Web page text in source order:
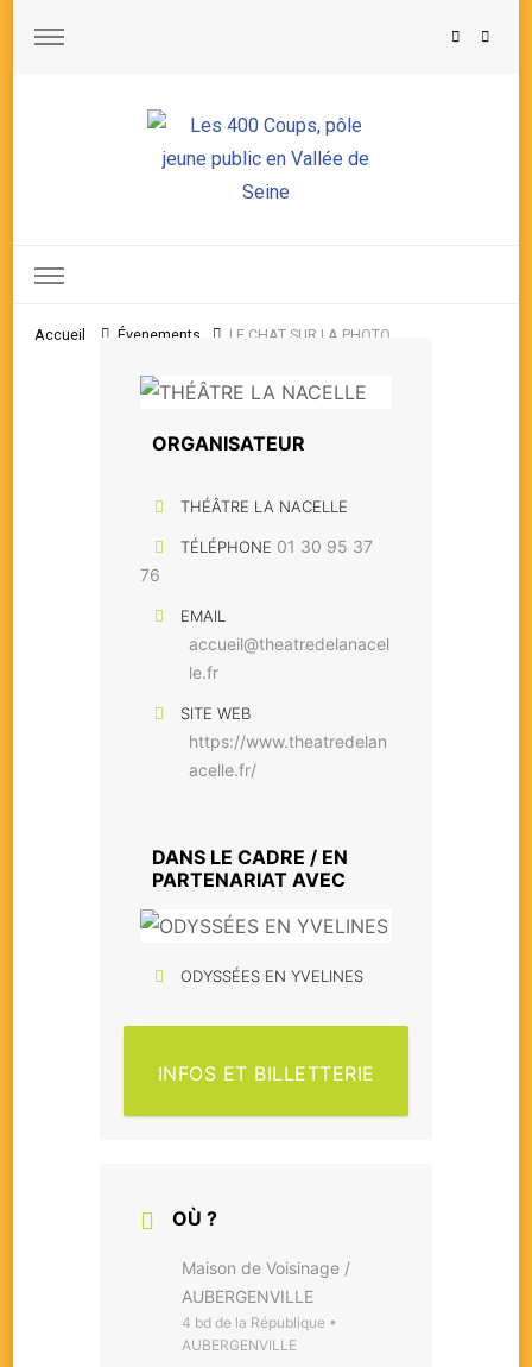
Accueil Évenements LE CHAT SUR LA PHOTO
ORGANISATEUR
THÉÂTRE LA NACELLE
TÉLÉPHONE 01 30 95 37
76
EMAIL
accueil@theatredelanacel
le.fr
SITE WEB
https://www.theatredelan
acelle.fr/
DANS LE CADRE / EN
PARTENARIAT AVEC
ODYSSÉES EN YVELINES
INFOS ET BILLETTERIE
OÙ ?
Maison de Voisinage /
AUBERGENVILLE
4 bd de la République •
AUBERGENVILLE